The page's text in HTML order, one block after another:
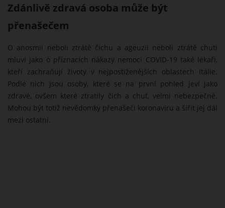
Zdánlivě zdravá osoba může být
přenašečem
O anosmii neboli ztrátě čichu a ageuzii neboli ztrátě chuti
mluví jako o příznacích nákazy nemocí COVID-19 také lékaři,
kteří zachraňují životy v nejpostiženějších oblastech Itálie.
Podle nich jsou osoby, které se na první pohled jeví jako
zdravé, ovšem které ztratily čich a chuť, velmi nebezpečné.
Mohou být totiž nevědomky přenašeči koronaviru a šířit jej dál
mezi ostatní.